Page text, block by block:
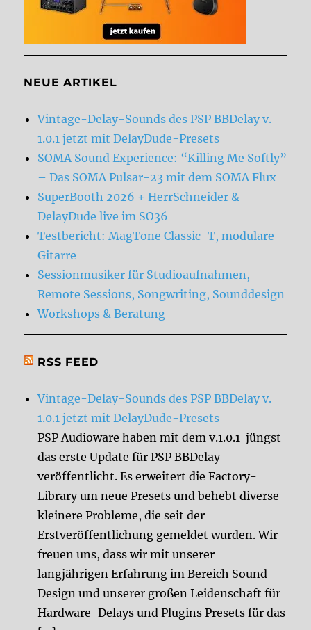
NEUE ARTIKEL
Vintage-Delay-Sounds des PSP BBDelay v.
1.0.1 jetzt mit DelayDude-Presets
SOMA Sound Experience: “Killing Me Softly”
– Das SOMA Pulsar-23 mit dem SOMA Flux
SuperBooth 2026 + HerrSchneider &
DelayDude live im SO36
Testbericht: MagTone Classic-T, modulare
Gitarre
Sessionmusiker für Studioaufnahmen,
Remote Sessions, Songwriting, Sounddesign
Workshops & Beratung
RSS FEED
Vintage-Delay-Sounds des PSP BBDelay v.
1.0.1 jetzt mit DelayDude-Presets
PSP Audioware haben mit dem v.1.0.1 jüngst
das erste Update für PSP BBDelay
veröffentlicht. Es erweitert die Factory-
Library um neue Presets und behebt diverse
kleinere Probleme, die seit der
Erstveröffentlichung gemeldet wurden. Wir
freuen uns, dass wir mit unserer
langjährigen Erfahrung im Bereich Sound-
Design und unserer großen Leidenschaft für
Hardware-Delays und Plugins Presets für das